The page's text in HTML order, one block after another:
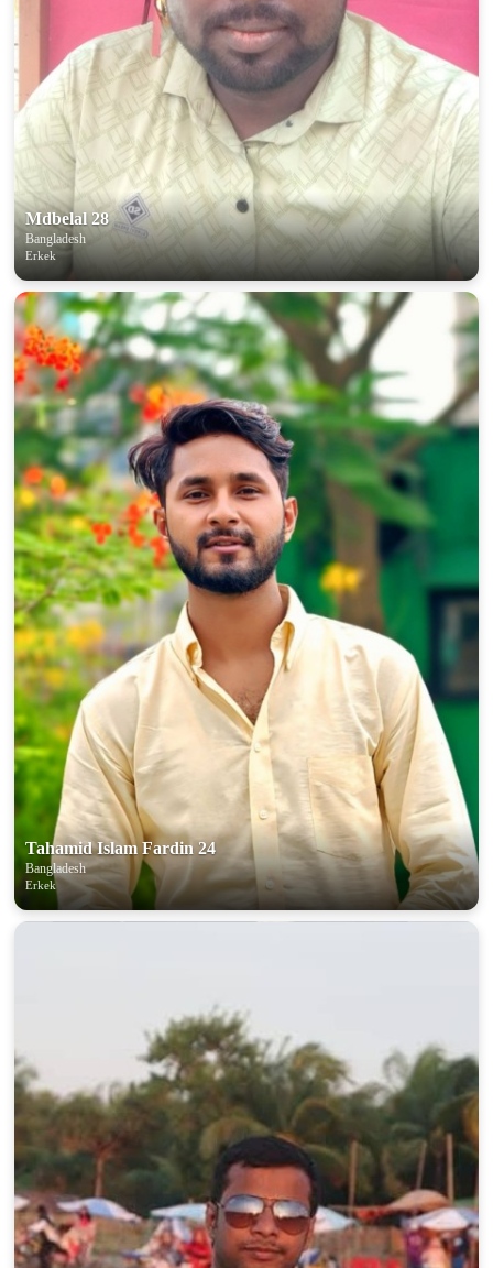
Mdbelal 28
Bangladesh
Erkek
Tahamid Islam Fardin 24
Bangladesh
Erkek
×10 more visibility